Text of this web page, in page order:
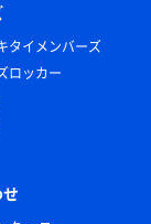
タイメンバーズ
ロッカー